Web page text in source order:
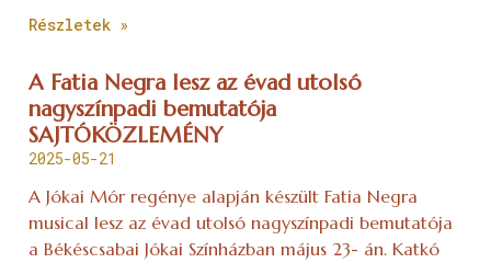
Részletek »
A Fatia Negra lesz az évad utolsó
nagyszínpadi bemutatója
SAJTÓKÖZLEMÉNY
2025-05-21
A Jókai Mór regénye alapján készült Fatia Negra
musical lesz az évad utolsó nagyszínpadi bemutatója
a Békéscsabai Jókai Színházban május 23- án. Katkó